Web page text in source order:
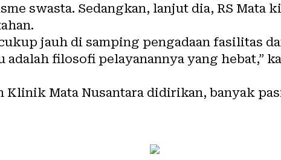
swasta. Sedangkan, lanjut dia, RS Mata
jauh di samping pengadaan fasilitas
filosofi pelayanannya yang hebat,”
Klinik Mata Nusantara didirikan, banyak